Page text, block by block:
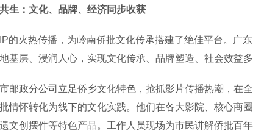
生：文化、品牌、经济同步收获
火热传播，为岭南侨批文化传承搭建了绝佳平台。广东
基层、浸润人心，实现文化传承、品牌塑造、社会效益多
政分公司立足侨乡文化特色，抢抓影片传播热潮，在
情怀转化为线下的文化实践。他们在各大影院、核心商
文创摆件等特色产品。工作人员现场为市民讲解侨批百